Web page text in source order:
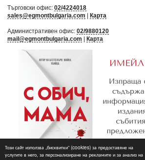
Този сайт използва „бисквитки“ (cookies) за предоставяне на
услугите в него, за персонализиране на рекламите и за анализ на
Търговски офис: 02/4224018
sales@egmontbulgaria.com | Карта
Административен офис: 02/9880120
mail@egmontbulgaria.com | Карта